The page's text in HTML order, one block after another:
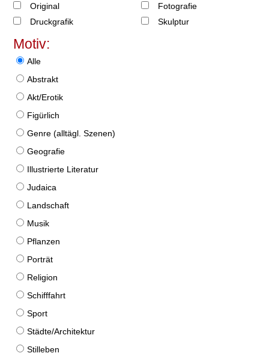
Original
Druckgrafik
Fotografie
Skulptur
Motiv:
Alle
Abstrakt
Akt/Erotik
Figürlich
Genre (alltägl. Szenen)
Geografie
Illustrierte Literatur
Judaica
Landschaft
Musik
Pflanzen
Porträt
Religion
Schifffahrt
Sport
Städte/Architektur
Stilleben